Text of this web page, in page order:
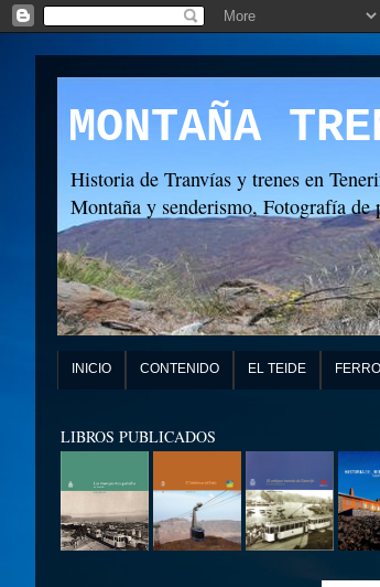
MONTAÑA
Historia de Tranvías y trenes en
Montaña y senderismo, Fotografía de
INICIO CONTENIDO EL TEIDE
LIBROS PUBLICADOS